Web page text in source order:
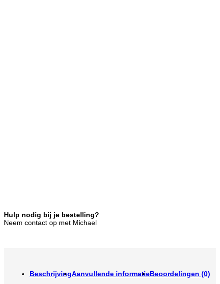
Hulp nodig bij je bestelling?
Neem contact op met Michael
BeschrijvingAanvullende informatieBeoordelingen (0)